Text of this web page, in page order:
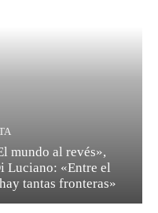
mundo al revés»,
Luciano: «Entre el
tantas fronteras»